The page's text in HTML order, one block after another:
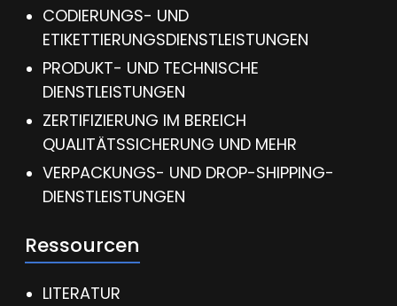
CODIERUNGS- UND
ETIKETTIERUNGSDIENSTLEISTUNGEN
PRODUKT- UND TECHNISCHE
DIENSTLEISTUNGEN
ZERTIFIZIERUNG IM BEREICH
QUALITÄTSSICHERUNG UND MEHR
VERPACKUNGS- UND DROP-SHIPPING-
DIENSTLEISTUNGEN
Ressourcen
LITERATUR